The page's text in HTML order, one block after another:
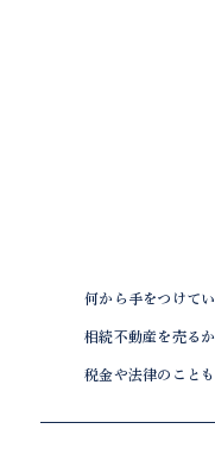
何から手をつけて
相続不動産を売る
税金や法律のこと